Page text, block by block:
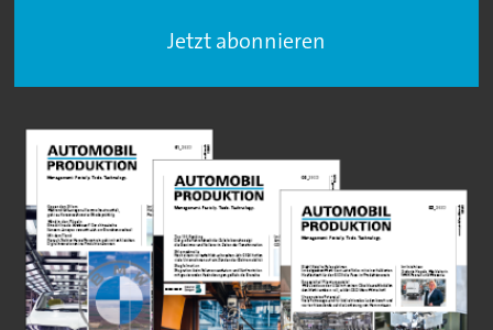
Jetzt abonnieren